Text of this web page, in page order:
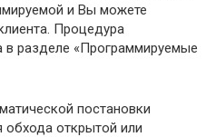
и Вы можете
Процедура
в разделе «Программируемые
постановки
обхода открытой или